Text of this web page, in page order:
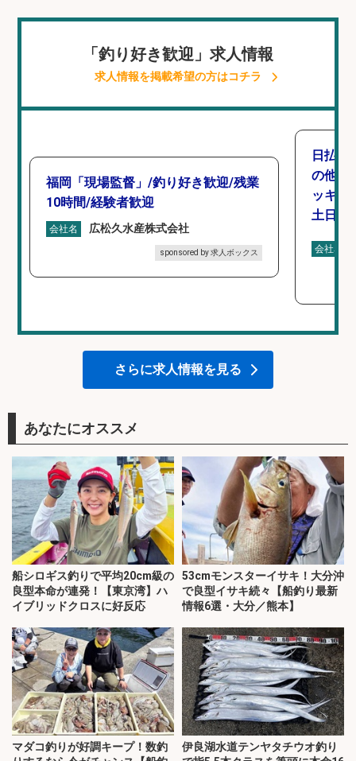
「釣り好き歓迎」求人情報
求人情報を掲載希望の方はコチラ
福岡「現場監督」/釣り好き歓迎/残業
10時間/経験者歓迎
会社名 広松久水産株式会社
sponsored by 求人ボックス
日払い
の他/
ッキン
土日休
会社名
さらに求人情報を見る
あなたにオススメ
船シロギス釣りで平均20cm級の
良型本命が連発！【東京湾】ハ
イブリッドクロスに好反応
53cmモンスターイサキ！大分沖
で良型イサキ続々【船釣り最新
情報6選・大分／熊本】
マダコ釣りが好調キープ！数釣
伊良湖水道テンヤタチウオ釣り